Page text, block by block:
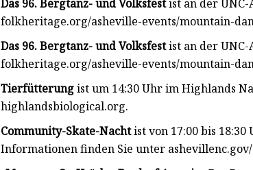
Das 96. Bergtanz- und Volksfestist an der
folkheritage.org/asheville-events/mountain-
Das 96. Bergtanz- und Volksfestist an der
folkheritage.org/asheville-events/mountain-
Tierfütterungist um 14:30 Uhr im Highlands
highlandsbiological.org.
Community-Skate-Nachtist von 17:00 bis
Informationen finden Sie unter